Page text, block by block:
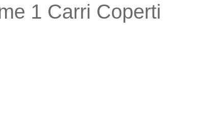
1 Carri Coperti